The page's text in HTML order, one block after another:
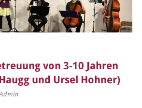
von 3-10 Jahren
und Ursel Hohner)